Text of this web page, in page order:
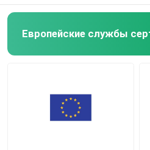
Европейские службы